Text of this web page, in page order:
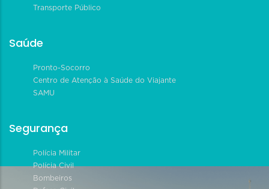
Transporte Público
Saúde
Pronto-Socorro
Centro de Atenção à Saúde do Viajante
SAMU
Segurança
Polícia Militar
Polícia Civil
Bombeiros